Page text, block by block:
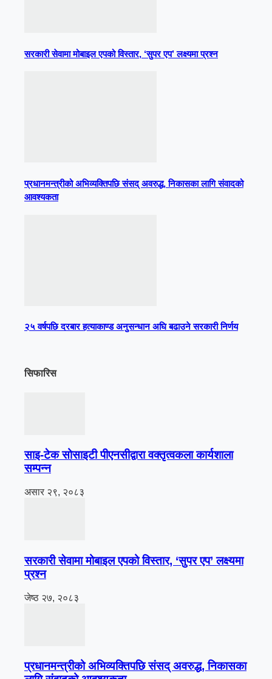
सरकारी सेवामा मोबाइल एपको विस्तार, ‘सुपर एप’ लक्ष्यमा प्रश्न
प्रधानमन्त्रीको अभिव्यक्तिपछि संसद् अवरुद्ध, निकासका लागि संवादको
आवश्यकता
२५ वर्षपछि दरबार हत्याकाण्ड अनुसन्धान अघि बढाउने सरकारी निर्णय
सिफारिस
साइ-टेक सोसाइटी पीएनसीद्वारा वक्तृत्वकला कार्यशाला
सम्पन्न
असार २९, २०८३
सरकारी सेवामा मोबाइल एपको विस्तार, ‘सुपर एप’ लक्ष्यमा
प्रश्न
जेष्ठ २७, २०८३
प्रधानमन्त्रीको अभिव्यक्तिपछि संसद् अवरुद्ध, निकासका